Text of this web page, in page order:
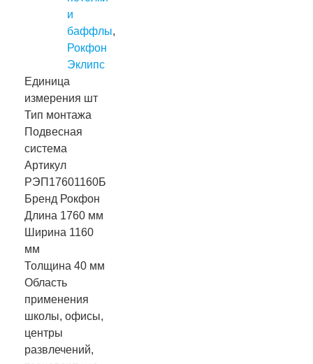
и
баффлы,
Рокфон
Эклипс
Единица
измерения шт
Тип монтажа
Подвесная
система
Артикул
РЭП17601160Б
Бренд Рокфон
Длина 1760 мм
Ширина 1160
мм
Толщина 40 мм
Область
применения
школы, офисы,
центры
развлечений,